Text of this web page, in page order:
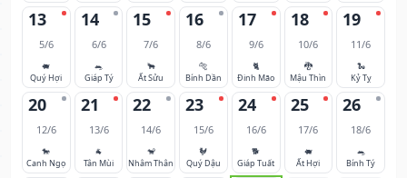
13
5/6
🐖
Quý Hợi
14
6/6
🐀
Giáp Tý
15
7/6
🐂
Ất Sửu
16
8/6
🐅
Bính Dần
17
9/6
🐈
Đinh Mão
18
10/6
🐉
Mậu Thìn
19
11/6
🐍
Kỷ Tỵ
20
12/6
🐎
Canh Ngọ
21
13/6
🐐
Tân Mùi
22
14/6
🐒
Nhâm Thân
23
15/6
🐓
Quý Dậu
24
16/6
🐕
Giáp Tuất
25
17/6
🐖
Ất Hợi
26
18/6
🐀
Bính Tý